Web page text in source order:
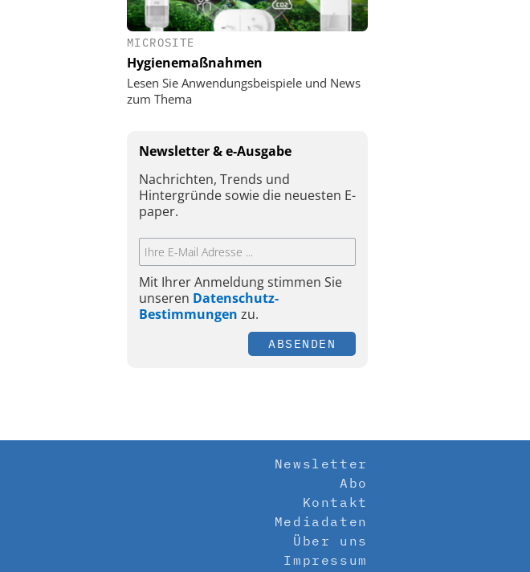
MICROSITE
Hygienemaßnahmen
Lesen Sie Anwendungsbeispiele und News
zum Thema
Newsletter & e-Ausgabe
Nachrichten, Trends und
Hintergründe sowie die neuesten E-
paper.
Mit Ihrer Anmeldung stimmen Sie
unseren Datenschutz-
Bestimmungen zu.
ABSENDEN
Newsletter
Abo
Kontakt
Mediadaten
Über uns
Impressum